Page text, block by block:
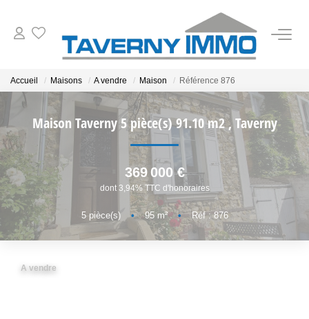
ESTIMATION
OUTILS
NOTRE AGENCE
CONTACT
Accueil Maisons A vendre Maison Référence 876
Maison Taverny 5 pièce(s) 91.10 m2,Taverny
369 000 €
dont 3,94% TTC d'honoraires
5pièce(s) • 95m² • Réf : 876
A vendre